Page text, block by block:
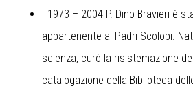
- 1973 – 2004 P. Dino Bravieri è
appartenente ai Padri Scolopi.
scienza, curò la risistemazione
catalogazione della Biblioteca